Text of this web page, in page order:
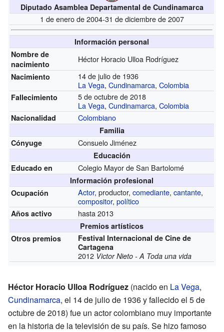
Diputado Asamblea Departamental de Cundinamarca
1 de enero de 2004-31 de diciembre de 2007
Información personal
Nombre de
nacimiento
Héctor Horacio Ulloa Rodríguez
Nacimiento
14 de julio de 1936
La Vega,Cundinamarca,Colombia
Fallecimiento
5 de octubre de 2018
La Vega,Cundinamarca,Colombia
Nacionalidad Colombiano
Familia
Cónyuge
Consuelo Jiménez
Educación
Educado en
Colegio Mayor de San Bartolomé
Información profesional
Ocupación
Actor, productor,comediante,cantante,
compositor,político
Años activo hasta 2013
Premios artísticos
Otros premios
Festival Internacional de Cine de
Cartagena
2012 Victor Nieto - A Toda una vida
Héctor Horacio Ulloa Rodríguez (nacido en La Vega,
Cundinamarca, el 14 de julio de 1936 y fallecido el 5 de
octubre de 2018) fue un actor colombiano muy importante
en la historia de la televisión de su país. Se hizo famoso